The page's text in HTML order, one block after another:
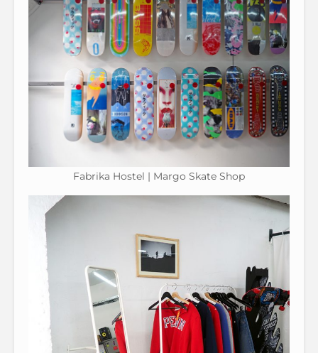
Fabrika Hostel | Margo Skate Shop